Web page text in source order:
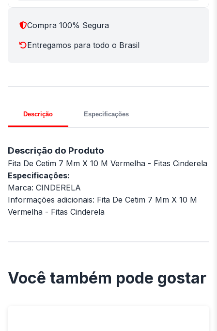
Compra 100% Segura
Entregamos para todo o Brasil
Descrição Especificações
Descrição do Produto
Fita De Cetim 7 Mm X 10 M Vermelha - Fitas Cinderela
Especificações:
Marca: CINDERELA
Informações adicionais: Fita De Cetim 7 Mm X 10 M
Vermelha - Fitas Cinderela
Você também pode gostar